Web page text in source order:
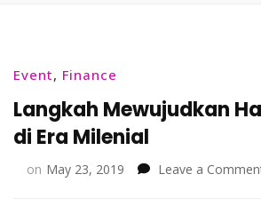
Event, Finance
Langkah Mewujudkan
di Era Milenial
on May 23, 2019 Leave a